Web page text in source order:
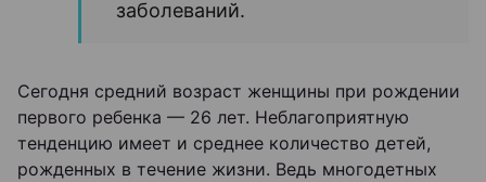
заболеваний.
Сегодня средний возраст женщины при рождении
первого ребенка — 26 лет. Неблагоприятную
тенденцию имеет и среднее количество детей,
рожденных в течение жизни. Ведь многодетных